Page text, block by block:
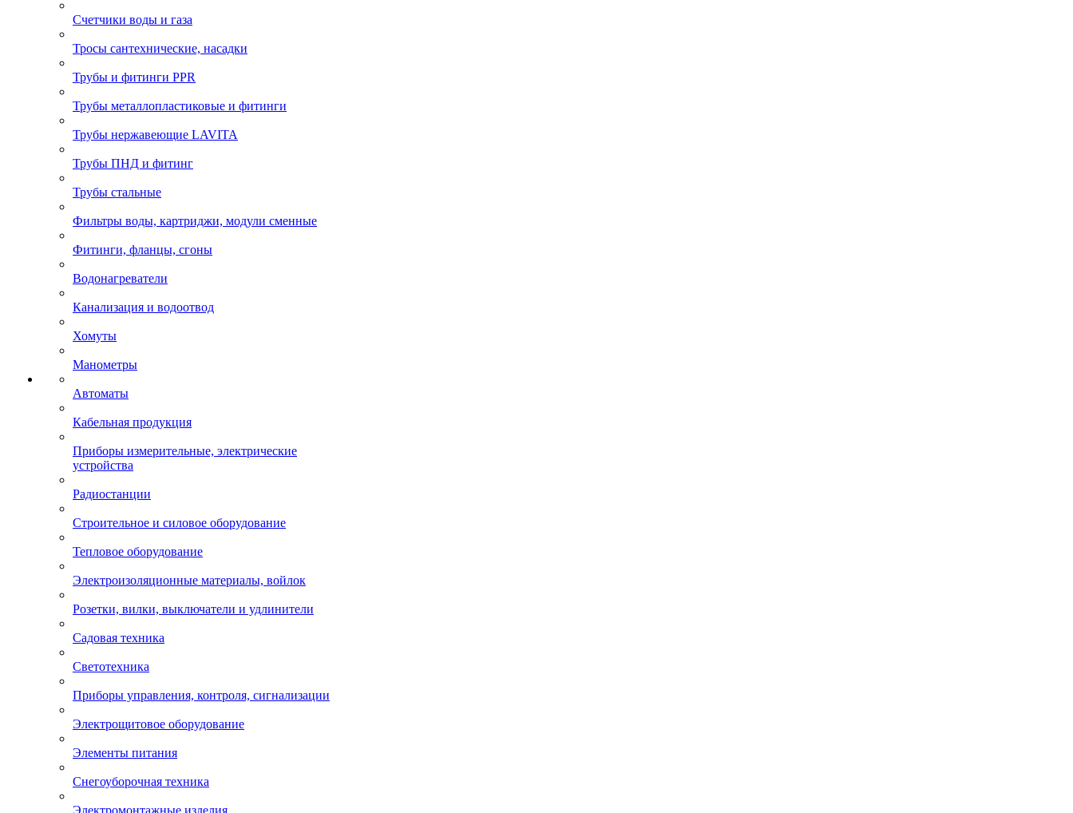
Счетчики воды и газа
Тросы сантехнические, насадки
Трубы и фитинги PPR
Трубы металлопластиковые и фитинги
Трубы нержавеющие LAVITA
Трубы ПНД и фитинг
Трубы стальные
Фильтры воды, картриджи, модули сменные
Фитинги, фланцы, сгоны
Водонагреватели
Канализация и водоотвод
Хомуты
Манометры
Автоматы
Кабельная продукция
Приборы измерительные, электрические
устройства
Радиостанции
Строительное и силовое оборудование
Тепловое оборудование
Электроизоляционные материалы, войлок
Розетки, вилки, выключатели и удлинители
Садовая техника
Светотехника
Приборы управления, контроля, сигнализации
Электрощитовое оборудование
Элементы питания
Снегоуборочная техника
Электромонтажные изделия